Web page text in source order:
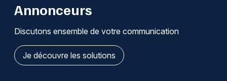
Annonceurs
Discutons ensemble de votre communication
Je découvre les solutions